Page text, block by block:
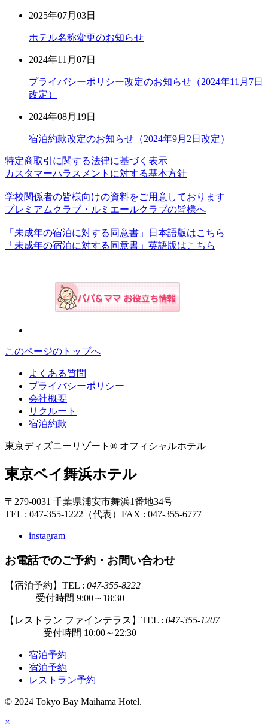
2025年07月03日
ホテル名称変更のお知らせ
2024年11月07日
プライバシーポリシー改定のお知らせ（2024年11月7日
改定）
2024年08月19日
宿泊約款改定のお知らせ（2024年9月2日改定）
特定商取引に関する法律に基づく表示
カスタマーハラスメントに対する基本方針
学校関係者の皆様向けの資料をご用意しております
プレミアムクラブ・ルミエールクラブの皆様へ
「未成年の宿泊に対する同意書」日本語版はこちら
「未成年の宿泊に対する同意書」英語版はこちら
このページのトップへ
よくある質問
プライバシーポリシー
会社概要
リクルート
宿泊約款
東京ディズニーリゾート® オフィシャルホテル
東京ベイ舞浜ホテル
〒279-0031 千葉県浦安市舞浜1番地34号
TEL : 047-355-1222（代表） FAX : 047-355-6777
instagram
お電話でのご予約・お問い合わせ
【宿泊予約】TEL : 047-355-8222
受付時間 9:00～18:30
【レストラン ファインテラス】TEL : 047-355-1207
受付時間 10:00～22:30
宿泊予約
宿泊予約
レストラン予約
© 2024 Tokyo Bay Maihama Hotel.
×